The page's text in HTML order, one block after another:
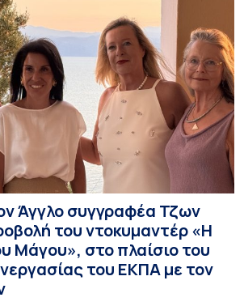
Άγγλο συγγραφέα Τζων
του ντοκυμαντέρ «Η
Μάγου», στο πλαίσιο του
του ΕΚΠΑ με τον